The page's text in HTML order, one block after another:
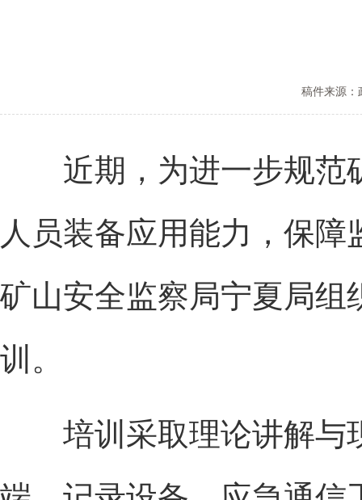
稿件来源：
近期，为进一步规范
人员装备应用能力，保
矿山安全监察局宁夏局组
训。
培训采取理论讲解与